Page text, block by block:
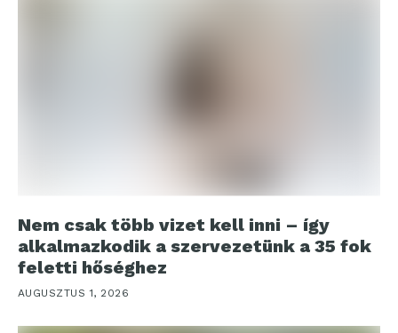
Nem csak több vizet kell inni – így
alkalmazkodik a szervezetünk a 35 fok
feletti hőséghez
AUGUSZTUS 1, 2026